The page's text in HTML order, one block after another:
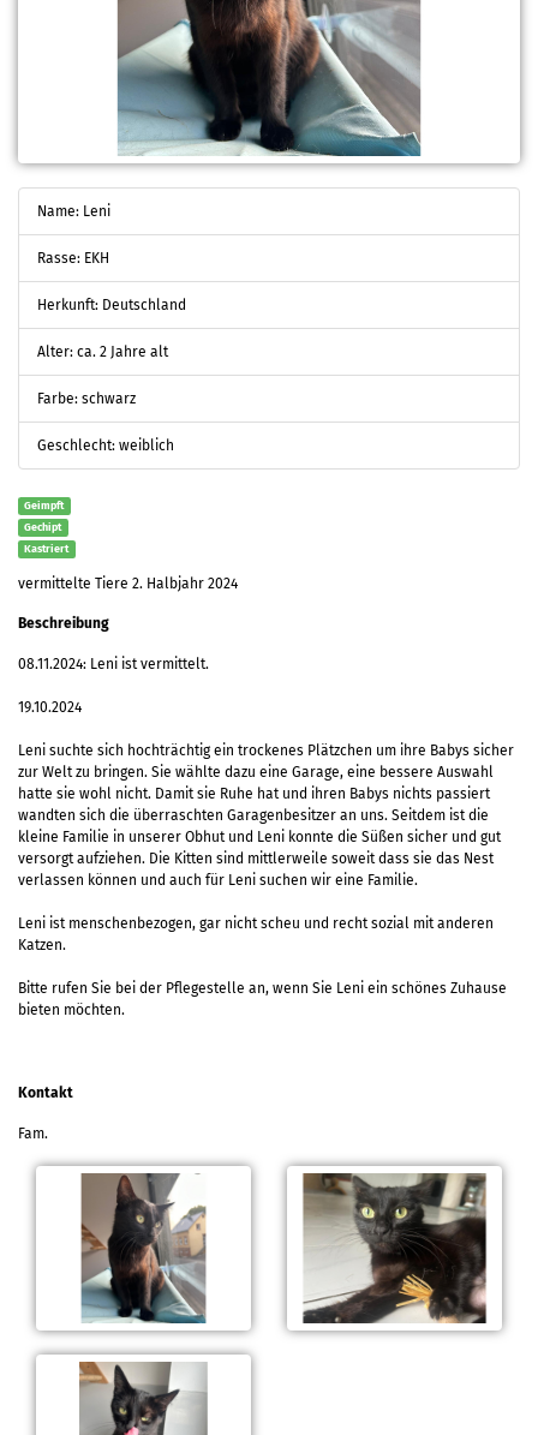
Name: Leni
Rasse: EKH
Herkunft: Deutschland
Alter: ca. 2 Jahre alt
Farbe: schwarz
Geschlecht: weiblich
Geimpft
Gechipt
Kastriert
vermittelte Tiere 2. Halbjahr 2024
Beschreibung
08.11.2024: Leni ist vermittelt.
19.10.2024
Leni suchte sich hochträchtig ein trockenes Plätzchen um ihre Babys sicher
zur Welt zu bringen. Sie wählte dazu eine Garage, eine bessere Auswahl
hatte sie wohl nicht. Damit sie Ruhe hat und ihren Babys nichts passiert
wandten sich die überraschten Garagenbesitzer an uns. Seitdem ist die
kleine Familie in unserer Obhut und Leni konnte die Süßen sicher und gut
versorgt aufziehen. Die Kitten sind mittlerweile soweit dass sie das Nest
verlassen können und auch für Leni suchen wir eine Familie.
Leni ist menschenbezogen, gar nicht scheu und recht sozial mit anderen
Katzen.
Bitte rufen Sie bei der Pflegestelle an, wenn Sie Leni ein schönes Zuhause
bieten möchten.
Kontakt
Fam.